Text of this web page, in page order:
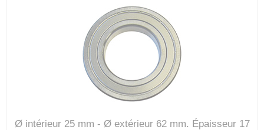
Ø intérieur 25 mm - Ø extérieur 62 mm. Épaisseur 17